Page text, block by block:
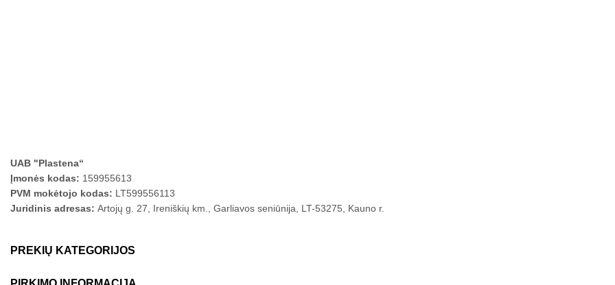
UAB "Plastena“
Įmonės kodas: 159955613
PVM mokėtojo kodas: LT599556113
Juridinis adresas: Artojų g. 27, Ireniškių km., Garliavos seniūnija, LT-53275, Kauno r.
PREKIŲ KATEGORIJOS